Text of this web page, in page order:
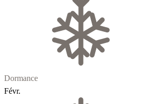
Dormance
Févr.